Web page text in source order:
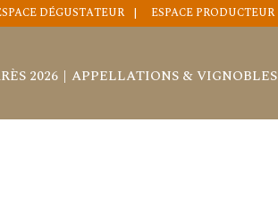
DÉGUSTATEUR ESPACE PRODUCTEUR
2026 APPELLATIONS & VIGNOBLES